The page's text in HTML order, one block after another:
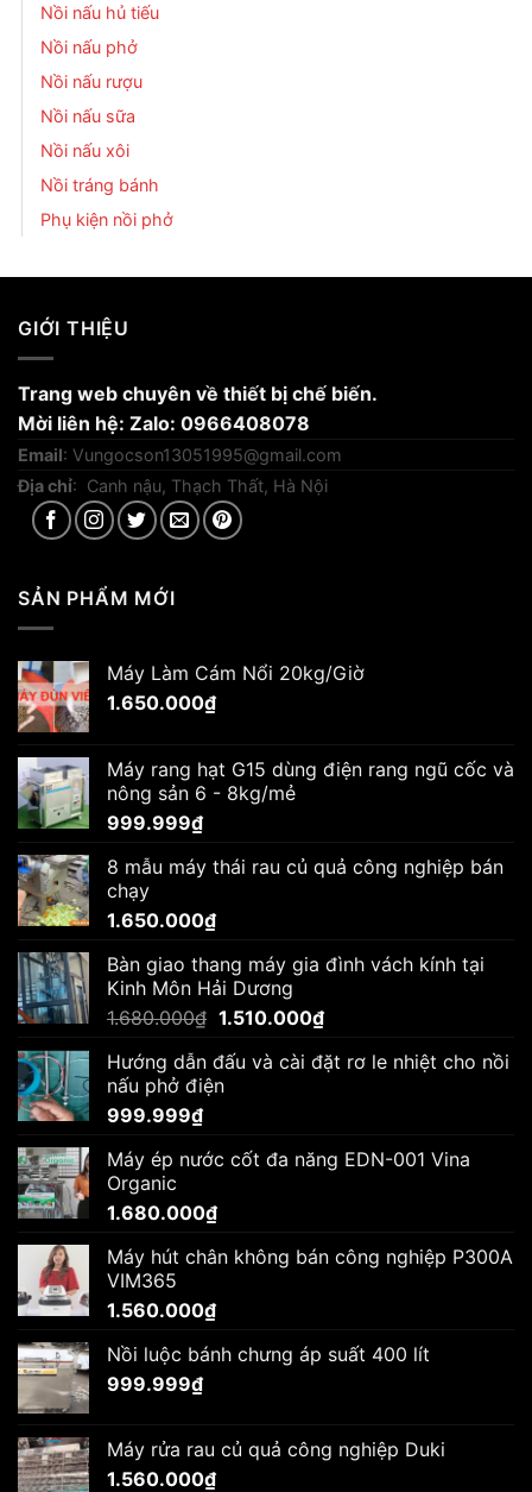
Nồi nấu hủ tiếu
Nồi nấu phở
Nồi nấu rượu
Nồi nấu sữa
Nồi nấu xôi
Nồi tráng bánh
Phụ kiện nồi phở
GIỚI THIỆU
Trang web chuyên về thiết bị chế biến.
Mời liên hệ: Zalo: 0966408078
Email: Vungocson13051995@gmail.com
Địa chỉ: Canh nậu, Thạch Thất, Hà Nội
SẢN PHẨM MỚI
Máy Làm Cám Nổi 20kg/Giờ
1.650.000₫
Máy rang hạt G15 dùng điện rang ngũ cốc và
nông sản 6 - 8kg/mẻ
999.999₫
8 mẫu máy thái rau củ quả công nghiệp bán
chạy
1.650.000₫
Bàn giao thang máy gia đình vách kính tại
Kinh Môn Hải Dương
1.680.000₫ Giá
là:
1.680.000₫.
1.510.000₫Giá
tại
Hướng dẫn đấu và cài đặt rơ le nhiệt cho nồi
nấu phở điện
999.999₫
Máy ép nước cốt đa năng EDN-001 Vina
Organic
1.680.000₫
Máy hút chân không bán công nghiệp P300A
VIM365
1.560.000₫
Nồi luộc bánh chưng áp suất 400 lít
999.999₫
Máy rửa rau củ quả công nghiệp Duki
1.560.000₫